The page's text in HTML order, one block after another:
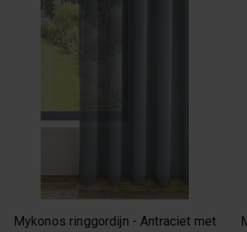
Mykonos ringgordijn - Antraciet met